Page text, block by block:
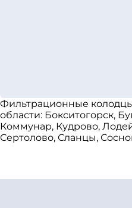
Фильтрационные
области: Бокситогорск,
Коммунар, Кудрово,
Сертолово, Сланцы,